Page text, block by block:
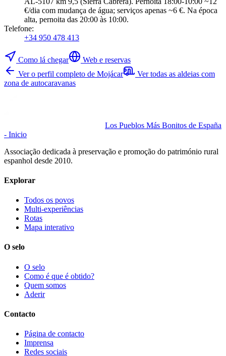
€/dia com mudança de água; serviços apenas ~6 €. Na época
alta, pernoita das 20:00 às 10:00.
Telefone:
+34 950 478 413
Como lá chegar
Web e reservas
Ver o perfil completo de Mojácar
Ver todas as aldeias com
zona de autocaravanas
Los Pueblos Más Bonitos de España
- Inicio
Associação dedicada à preservação e promoção do património rural
espanhol desde 2010.
Explorar
Todos os povos
Multi-experiências
Rotas
Mapa interativo
O selo
O selo
Como é que é obtido?
Quem somos
Aderir
Contacto
Página de contacto
Imprensa
Redes sociais